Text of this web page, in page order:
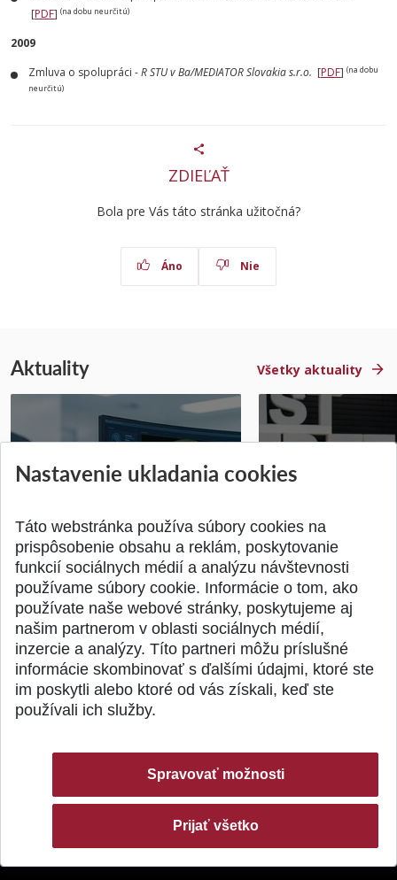
[PDF] (na dobu neurčitú)
2009
Zmluva o spolupráci -R STU v Ba/MEDIATOR Slovakia s.r.o. [PDF] (na dobu
neurčitú)
ZDIEĽAŤ
Bola pre Vás táto stránka užitočná?
Áno Nie
Aktuality Všetky aktuality
Europe na posilnenie
Študentský tím z
jediný zastupoval
SPÄŤ NA VRCH
© 2026 Slovenská technická univerzita
Nastavenie ukladania cookies
Táto webstránka používa súbory cookies na
prispôsobenie obsahu a reklám, poskytovanie
funkcií sociálnych médií a analýzu návštevnosti
používame súbory cookie. Informácie o tom, ako
používate naše webové stránky, poskytujeme aj
našim partnerom v oblasti sociálnych médií,
inzercie a analýzy. Títo partneri môžu príslušné
informácie skombinovať s ďalšími údajmi, ktoré ste
im poskytli alebo ktoré od vás získali, keď ste
používali ich služby.
Spravovať možnosti
Prijať všetko